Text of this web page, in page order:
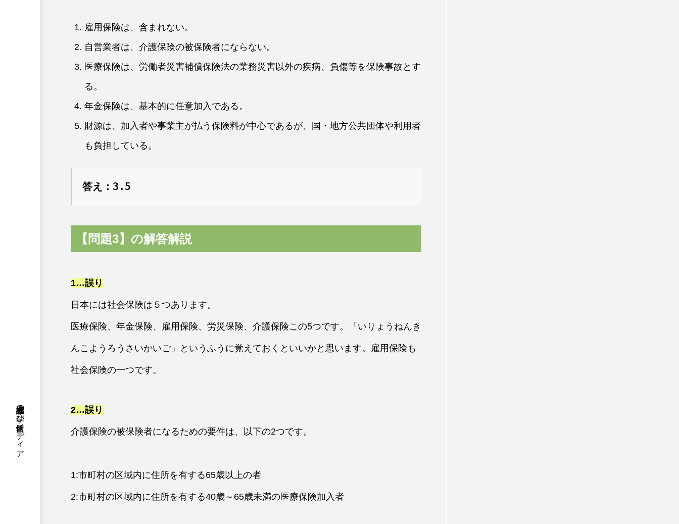
医療介護福祉の学び情報メディア
雇用保険は、含まれない。
自営業者は、介護保険の被保険者にならない。
医療保険は、労働者災害補償保険法の業務災害以外の疾病、負傷等を保険事故とす
る。
年金保険は、基本的に任意加入である。
財源は、加入者や事業主が払う保険料が中心であるが、国・地方公共団体や利用者
も負担している。
答え：3.5
【問題3】の解答解説
1…誤り
日本には社会保険は５つあります。
医療保険、年金保険、雇用保険、労災保険、介護保険この5つです。「いりょうねんき
んこようろうさいかいご」というふうに覚えておくといいかと思います。雇用保険も
社会保険の一つです。
2…誤り
介護保険の被保険者になるための要件は、以下の2つです。
1:市町村の区域内に住所を有する65歳以上の者
2:市町村の区域内に住所を有する40歳～65歳未満の医療保険加入者